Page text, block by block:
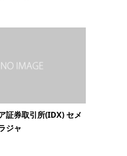
証券取引所(IDX) セメ
ジャ